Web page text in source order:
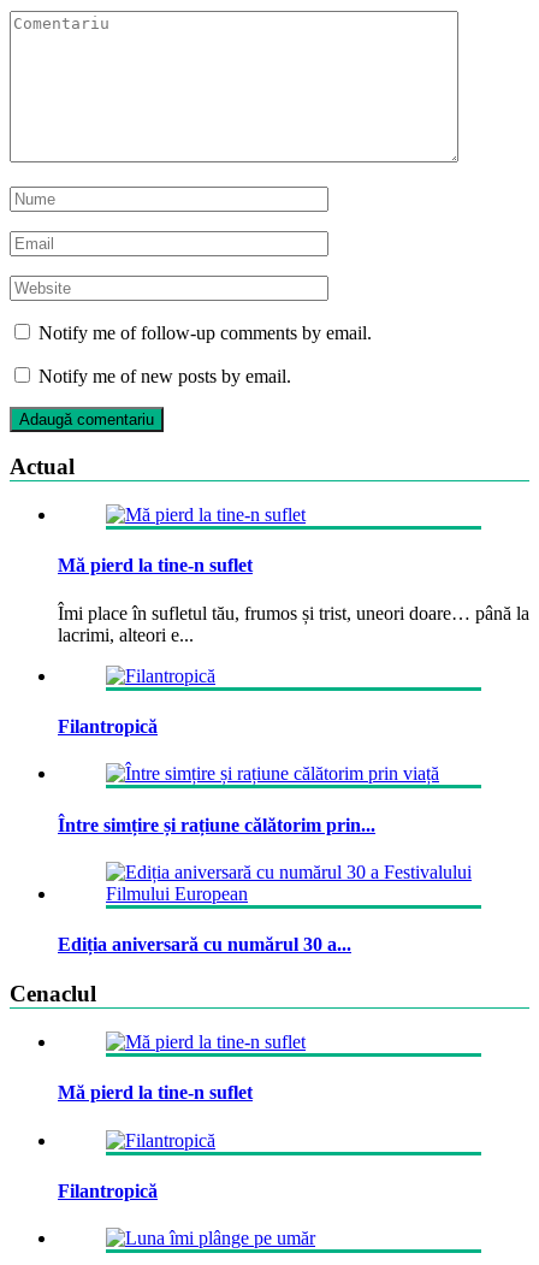
Notify me of follow-up comments by email.
Notify me of new posts by email.
Actual
Mă pierd la tine-n suflet
Îmi place în sufletul tău, frumos și trist, uneori doare… până la
lacrimi, alteori e...
Filantropică
Între simțire și rațiune călătorim prin...
Ediția aniversară cu numărul 30 a...
Cenaclul
Mă pierd la tine-n suflet
Filantropică